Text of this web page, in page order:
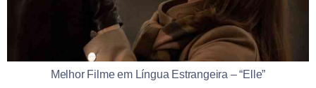
Melhor Filme em Língua Estrangeira – “Elle”